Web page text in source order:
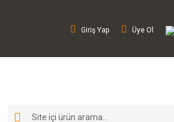
Giriş Yap Üye Ol